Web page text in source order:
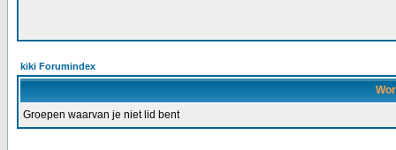
kiki Forumindex
Groepen waarvan je niet lid bent